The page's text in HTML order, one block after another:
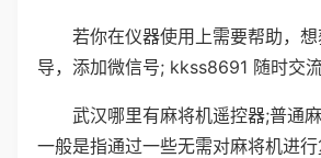
若你在仪器使用上需要帮助，
导，添加微信号; kkss8691 随时交流
武汉哪里有麻将机遥控器;普通
一般是指通过一些无需对麻将机进